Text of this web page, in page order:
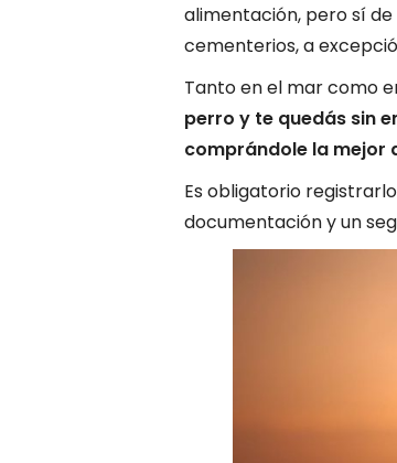
alimentación, pero sí
cementerios, a
Tanto en el mar como
perro y te quedás sin
comprándole la mejor
Es obligatorio
documentación y un